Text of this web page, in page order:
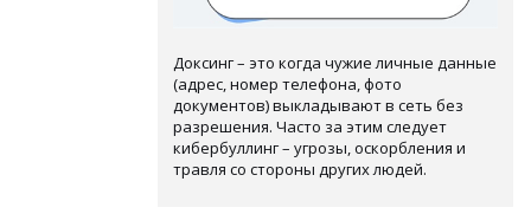
Доксинг – это когда чужие личные данные
(адрес, номер телефона, фото
документов) выкладывают в сеть без
разрешения. Часто за этим следует
кибербуллинг– угрозы, оскорбления и
травля со стороны других людей.